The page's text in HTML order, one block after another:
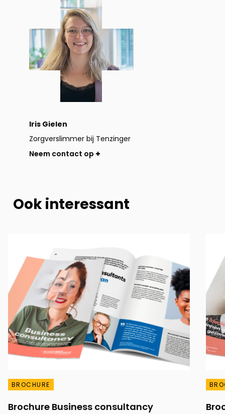
Iris Gielen
Zorgverslimmer bij Tenzinger
op
Neem contact op
Ook interessant
BROCHURE
Brochure Business consultancy